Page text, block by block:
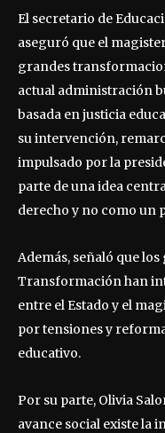
El secretario de
aseguró que el
grandes
actual administración
basada en justicia
su intervención,
impulsado por la
parte de una idea
derecho y no como un
Además, señaló que
Transformación han
entre el Estado y el
por tensiones y
educativo.
Por su parte, Olivia
avance social existe la